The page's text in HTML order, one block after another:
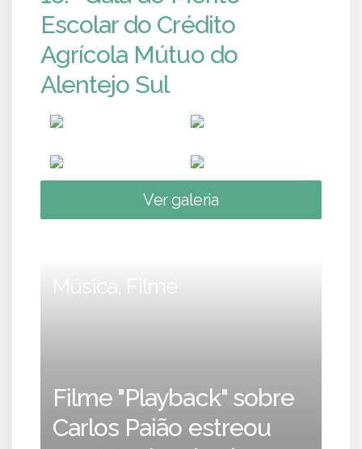
Escolar do Crédito
Agrícola Mútuo do
Alentejo Sul
Ver galeria
Música, Filme
Filme "Playback" sobre
Carlos Paião estreou